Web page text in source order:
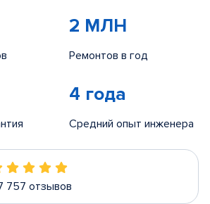
2 МЛН
Ремонтов в год
4 года
Средний опыт инженера
757 отзывов